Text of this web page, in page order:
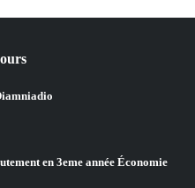
en 3eme année Économie